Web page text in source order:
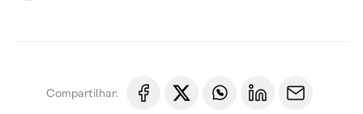
Compartilhar: